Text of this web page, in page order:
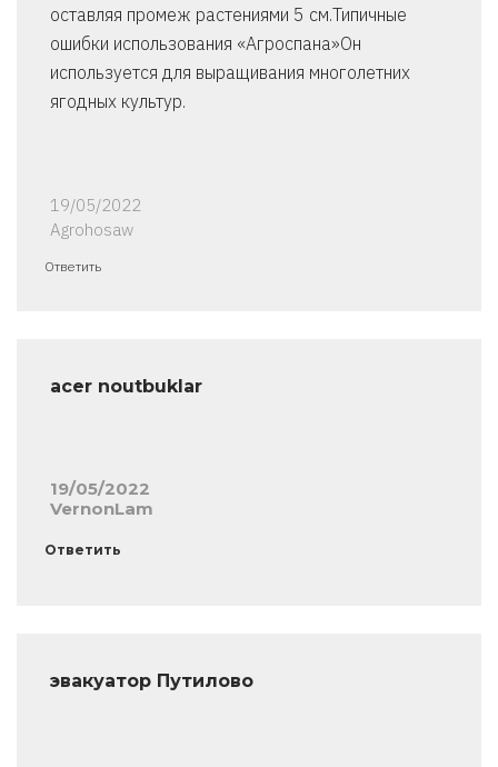
оставляя промеж растениями 5 см.Типичные
ошибки использования «Агроспана»Он
используется для выращивания многолетних
ягодных культур.
19/05/2022
Agrohosaw
Ответить
acer noutbuklar
19/05/2022
VernonLam
Ответить
эвакуатор Путилово